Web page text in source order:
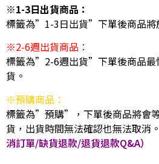
※1-3日出貨商品：
標籤為”1-3日出貨”下單後商品將
※2-6週出貨商品：
標籤為”2-6週出貨”下單後商品最
貨。
※預購商品：
標籤為”預購”，下單後商品將會
貨，出貨時間無法確認也無法取消。
消訂單/缺貨退款/退貨退款Q&A）